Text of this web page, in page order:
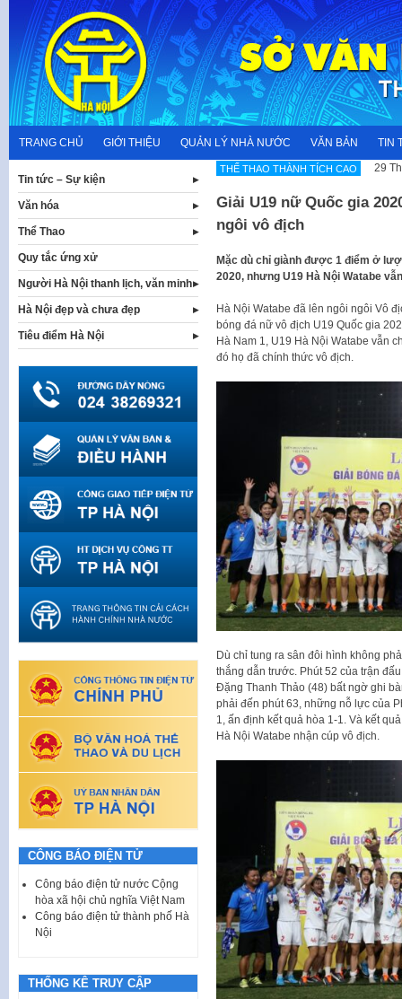
content
TRANG CHỦ GIỚI THIỆU QUẢN LÝ NHÀ NƯỚC VĂN BẢN TIN
THẾ THAO THÀNH TÍCH CAO 29
Giải U19 nữ Quốc gia
ngôi vô địch
Mặc dù chỉ giành được 1 điểm ở
2020, nhưng U19 Hà Nội Watabe
Hà Nội Watabe đã lên ngôi ngôi Vô
bóng đá nữ vô địch U19 Quốc gia
Hà Nam 1, U19 Hà Nội Watabe vẫn
đó họ đã chính thức vô địch.
Dù chỉ tung ra sân đôi hình không
thắng dẫn trước. Phút 52 của trận
Đặng Thanh Thảo (48) bất ngờ ghi
phải đến phút 63, những nỗ lực của
1, ấn định kết quả hòa 1-1. Và kết
Hà Nội Watabe nhận cúp vô địch.
Tin tức – Sự kiện
Văn hóa
Thể Thao
Quy tắc ứng xử
Người Hà Nội thanh lịch, văn minh
Hà Nội đẹp và chưa đẹp
Tiêu điểm Hà Nội
CÔNG BÁO ĐIỆN TỬ
Công báo điện tử nước Cộng
hòa xã hội chủ nghĩa Việt Nam
Công báo điện tử thành phố Hà
Nội
THỐNG KÊ TRUY CẬP